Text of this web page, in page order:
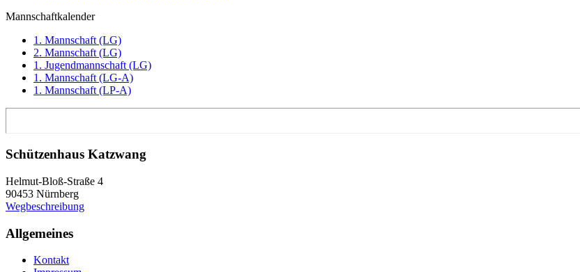
Mannschaftkalender
1. Mannschaft (LG)
2. Mannschaft (LG)
1. Jugendmannschaft (LG)
1. Mannschaft (LG-A)
1. Mannschaft (LP-A)
Schützenhaus Katzwang
Helmut-Bloß-Straße 4
90453 Nürnberg
Wegbeschreibung
Allgemeines
Kontakt